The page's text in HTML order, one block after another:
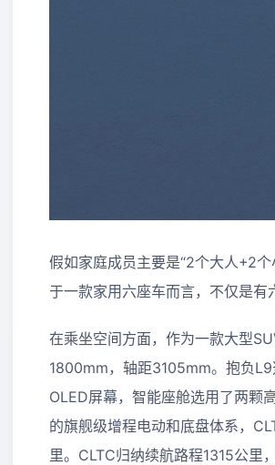
假如家庭成员主要是“2个大人+2
于一款家用六座车而言，不仅是有
在乘坐空间方面，作为一款大型
1800mm，轴距3105mm。抱负
OLED屏幕，智能座舱选用了两颗
的旗舰级增程电动和底盘体系，
里。CLTC归纳续航路程1315公里